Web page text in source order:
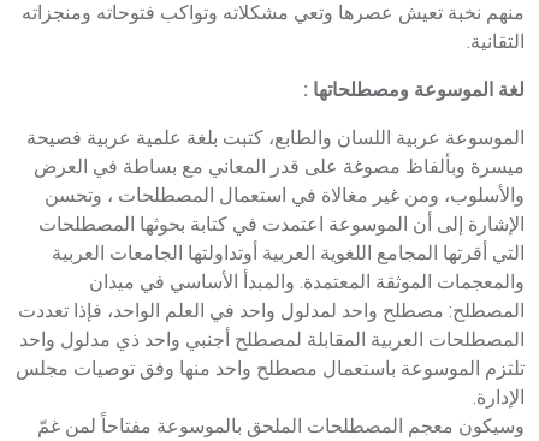
منهم نخبة تعيش عصرها وتعي مشكلاته وتواكب فتوحاته ومنجزاته
التقانية.
لغة الموسوعة ومصطلحاتها :
الموسوعة عربية اللسان والطابع، كتبت بلغة علمية عربية فصيحة
ميسرة وبألفاظ مصوغة على قدر المعاني مع بساطة في العرض
والأسلوب، ومن غير مغالاة في استعمال المصطلحات ، وتحسن
الإشارة إلى أن الموسوعة اعتمدت في كتابة بحوثها المصطلحات
التي أقرتها المجامع اللغوية العربية أوتداولتها الجامعات العربية
والمعجمات الموثقة المعتمدة. والمبدأ الأساسي في ميدان
المصطلح: مصطلح واحد لمدلول واحد في العلم الواحد، فإذا تعددت
المصطلحات العربية المقابلة لمصطلح أجنبي واحد ذي مدلول واحد
تلتزم الموسوعة باستعمال مصطلح واحد منها وفق توصيات مجلس
الإدارة.
وسيكون معجم المصطلحات الملحق بالموسوعة مفتاحاً لمن غمّ